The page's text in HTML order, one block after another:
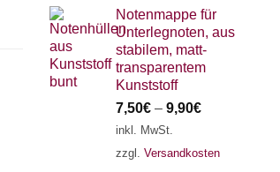
Notenmappe für
Unterlegnoten, aus
stabilem, matt-
transparentem
Kunststoff
7,50€ – 9,90€
inkl. MwSt.
zzgl. Versandkosten